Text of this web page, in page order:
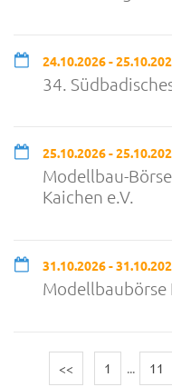
24.10.2026 -
34.
25.10.2026 -
Modellbau-
Kaichen e.V.
31.10.2026 -
<< 1 ... 11